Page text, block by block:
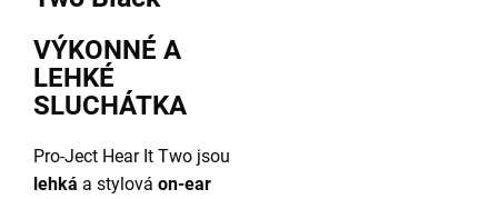
VÝKONNÉ A
LEHKÉ
SLUCHÁTKA
Pro-Ject Hear It Two jsou
lehká a stylová on-ear